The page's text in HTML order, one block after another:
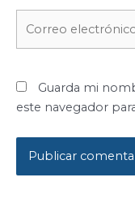
Guarda mi
este navegador